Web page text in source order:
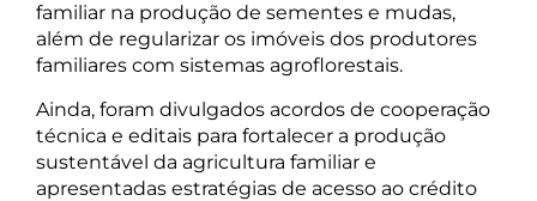
familiar na produção de sementes e mudas,
além de regularizar os imóveis dos produtores
familiares com sistemas agroflorestais.
Ainda, foram divulgados acordos de cooperação
técnica e editais para fortalecer a produção
sustentável da agricultura familiar e
apresentadas estratégias de acesso ao crédito